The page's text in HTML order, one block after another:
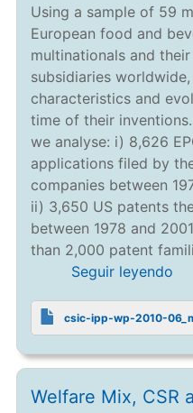
Using a sample of 59
European food and
multinationals and
subsidiaries
characteristics and
time of their
we analyse: i) 8,626
applications filed by
companies between
ii) 3,650 US patents
between 1978 and
than 2,000 patent
Seguir leyendo
csic-ipp-wp-2010-
Welfare Mix, CSR